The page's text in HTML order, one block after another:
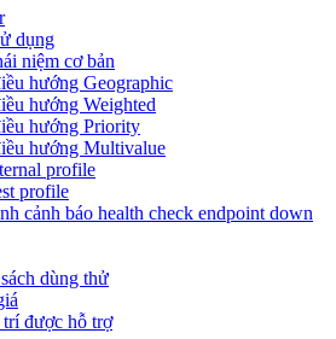
dụng
niệm cơ bản
hướng Geographic
hướng Weighted
hướng Priority
hướng Multivalue
profile
profile
cảnh báo health check endpoint down
dùng thử
được hỗ trợ